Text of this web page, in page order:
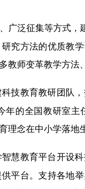
广泛征集等方式，
究方法的优质教
师变革教学方法
技教育教研团队
的全国教研室
念在中小学落地
慧教育平台开设
平台。支持各地